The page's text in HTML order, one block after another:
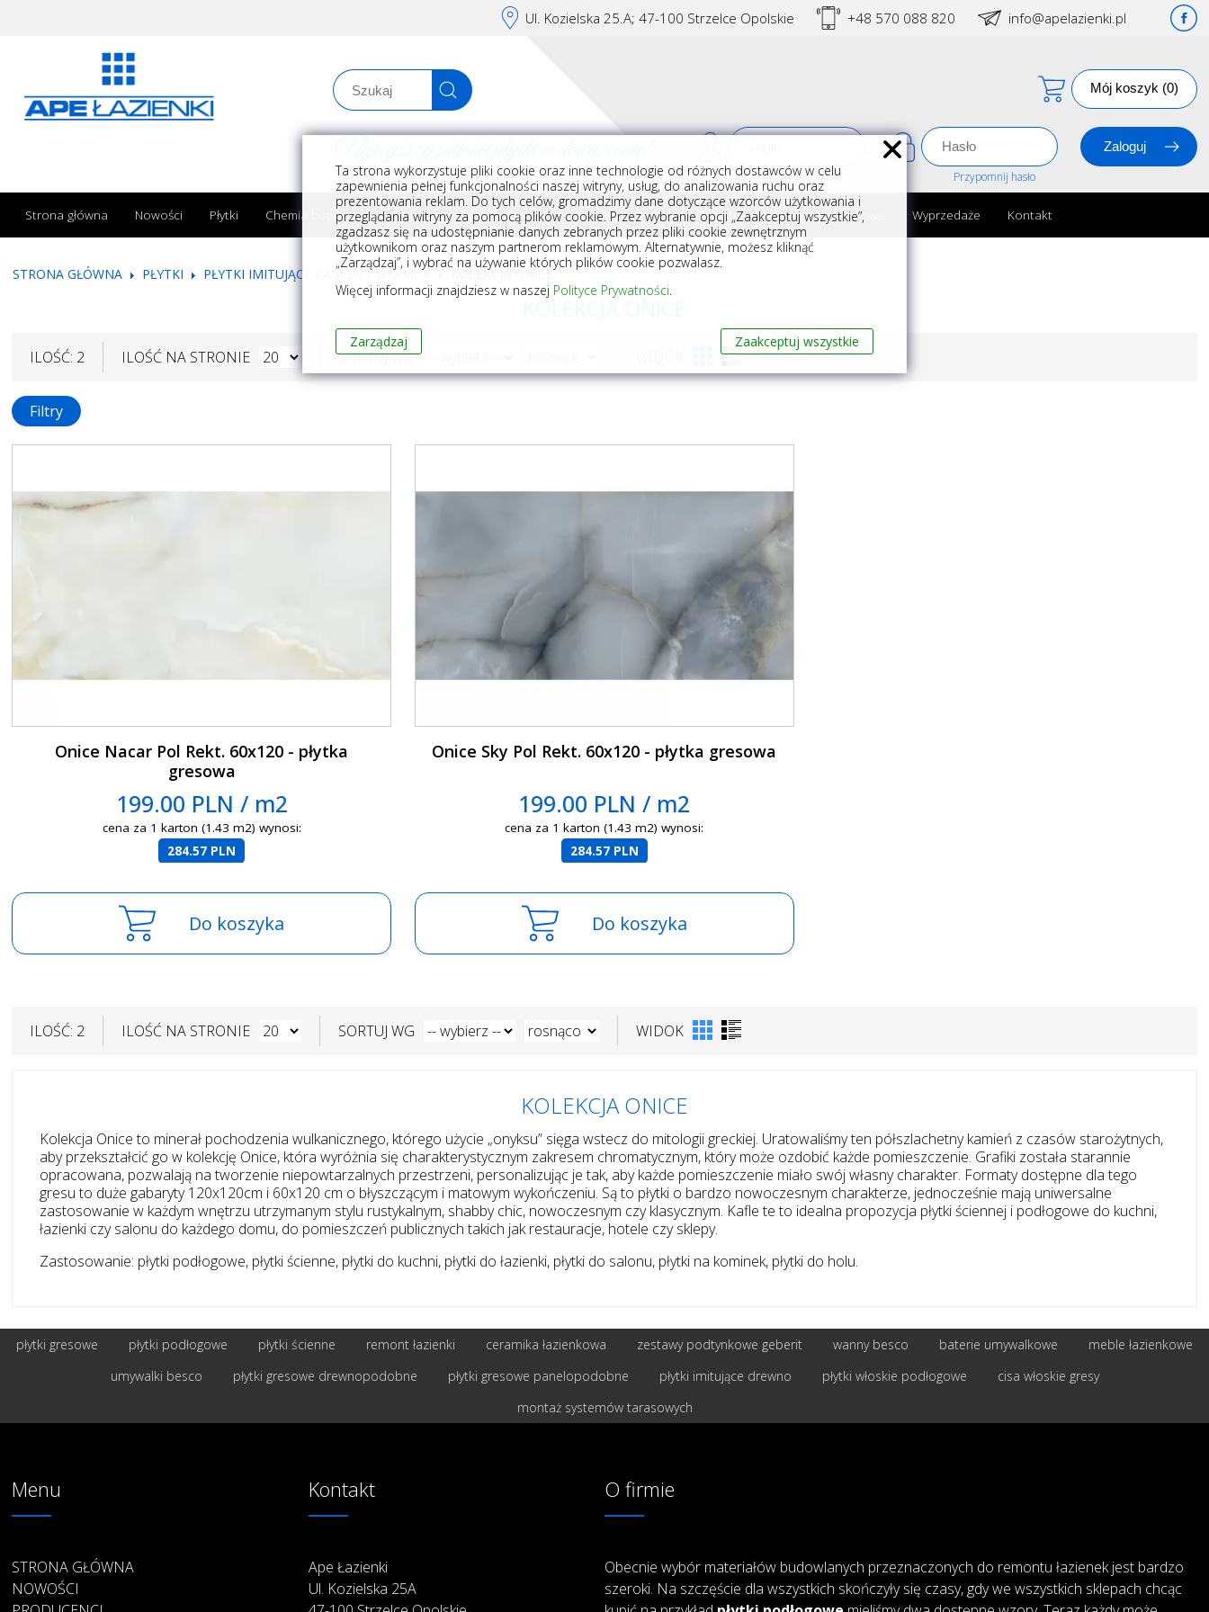
Ul. Kozielska 25.A; 47-100 Strzelce Opolskie +48 570 088 820 info@apelazienki.pl
Mój koszyk (0)
Rejestracja Przypomnij hasło
Strona główna Nowości Płytki Chemia budowlana Akcesoria do układania płytek Wyposażenie Armatura i akcesoria łazienkowe Wyprzedaże Kontakt
STRONA GŁÓWNA PŁYTKI PŁYTKI IMITUJĄCE KAMIEŃ I MARMUR KOLEKCJA ONICE
KOLEKCJA ONICE
ILOŚĆ: 2 ILOŚĆ NA STRONIE SORTUJ WG
Filtry
Onice Nacar Pol Rekt. 60x120 - płytka
gresowa
199.00 PLN / m2
cena za 1 karton (1.43 m2) wynosi:
284.57 PLN
Do koszyka
Onice Sky Pol Rekt. 60x120 - płytka gresowa
199.00 PLN / m2
cena za 1 karton (1.43 m2) wynosi:
284.57 PLN
Do koszyka
ILOŚĆ: 2 ILOŚĆ NA STRONIE SORTUJ WG WIDOK
KOLEKCJA ONICE
Kolekcja Onice to minerał pochodzenia wulkanicznego, którego użycie „onyksu” sięga wstecz do mitologii greckiej. Uratowaliśmy ten półszlachetny kamień z czasów starożytnych,
aby przekształcić go w kolekcję Onice, która wyróżnia się charakterystycznym zakresem chromatycznym, który może ozdobić każde pomieszczenie. Grafiki została starannie
opracowana, pozwalają na tworzenie niepowtarzalnych przestrzeni, personalizując je tak, aby każde pomieszczenie miało swój własny charakter. Formaty dostępne dla tego
gresu to duże gabaryty 120x120cm i 60x120 cm o błyszczącym i matowym wykończeniu. Są to płytki o bardzo nowoczesnym charakterze, jednocześnie mają uniwersalne
zastosowanie w każdym wnętrzu utrzymanym stylu rustykalnym, shabby chic, nowoczesnym czy klasycznym. Kafle te to idealna propozycja płytki ściennej i podłogowe do kuchni,
łazienki czy salonu do każdego domu, do pomieszczeń publicznych takich jak restauracje, hotele czy sklepy.
Zastosowanie: płytki podłogowe, płytki ścienne, płytki do kuchni, płytki do łazienki, płytki do salonu, płytki na kominek, płytki do holu.
płytki gresowe płytki podłogowe płytki ścienne remont łazienki ceramika łazienkowa zestawy podtynkowe geberit wanny besco baterie umywalkowe
meble łazienkowe
umywalki besco
płytki gresowe drewnopodobne płytki gresowe panelopodobne płytki imitujące drewno płytki włoskie podłogowe
cisa włoskie gresy
montaż systemów tarasowych
Menu
STRONA GŁÓWNA
NOWOŚCI
Kontakt
Ape Łazienki
Ul. Kozielska 25A
O firmie
Obecnie wybór materiałów budowlanych przeznaczonych do remontu łazienek jest bardzo
szeroki. Na szczęście dla wszystkich skończyły się czasy, gdy we wszystkich sklepach chcąc
Ta strona wykorzystuje pliki cookie oraz inne technologie od różnych dostawców w celu
zapewnienia pełnej funkcjonalności naszej witryny, usług, do analizowania ruchu oraz
prezentowania reklam. Do tych celów, gromadzimy dane dotyczące wzorców użytkowania i
przeglądania witryny za pomocą plików cookie. Przez wybranie opcji „Zaakceptuj wszystkie”,
zgadzasz się na udostępnianie danych zebranych przez pliki cookie zewnętrznym
użytkownikom oraz naszym partnerom reklamowym. Alternatywnie, możesz kliknąć
„Zarządzaj”, i wybrać na używanie których plików cookie pozwalasz.
Więcej informacji znajdziesz w naszej Polityce Prywatności.
Zarządzaj Zaakceptuj wszystkie